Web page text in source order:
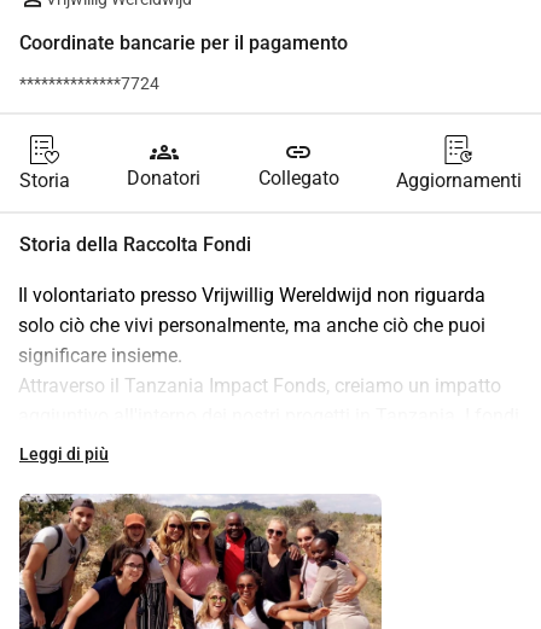
Coordinate bancarie per il pagamento
**************7724
Storia
groups
Donatori
link
Collegato Aggiornamenti
Storia della Raccolta Fondi
Il volontariato presso Vrijwillig Wereldwijd non riguarda
solo ciò che vivi personalmente, ma anche ciò che puoi
significare insieme.
Attraverso il Tanzania Impact Fonds, creiamo un impatto
di questo fondo vengono utilizzati per miglioramenti che in
consultazione con partner locali e volontari.
Pensa a:
• Materiale educativo
Leggi di più